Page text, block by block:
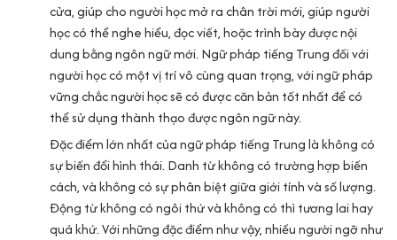
cửa, giúp cho người học mở ra chân trời mới, giúp người
học có thể nghe hiểu, đọc viết, hoặc trình bày được nội
dung bằng ngôn ngữ mới. Ngữ pháp tiếng Trung đối với
người học có một vị trí vô cùng quan trọng, với ngữ pháp
vững chắc người học sẽ có được căn bản tốt nhất để có
thể sử dụng thành thạo được ngôn ngữ này.
Đặc điểm lớn nhất của ngữ pháp tiếng Trung là không có
sự biến đổi hình thái. Danh từ không có trường hợp biến
cách, và không có sự phân biệt giữa giới tính và số lượng.
Động từ không có ngôi thứ và không có thì tương lai hay
quá khứ. Với những đặc điểm như vậy, nhiều người ngỡ như